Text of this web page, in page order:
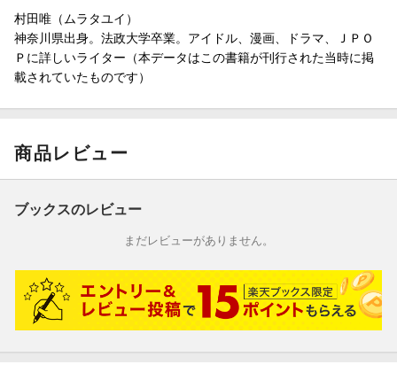
■『ロダンのココロ』
■『しんきらり』
〔ほか〕
村田唯（ムラタユイ）
神奈川県出身。法政大学卒業。アイドル、漫画、ドラマ、ＪＰＯ
Ｐに詳しいライター（本データはこの書籍が刊行された当時に掲
載されていたものです）
商品レビュー
ブックスのレビュー
まだレビューがありません。